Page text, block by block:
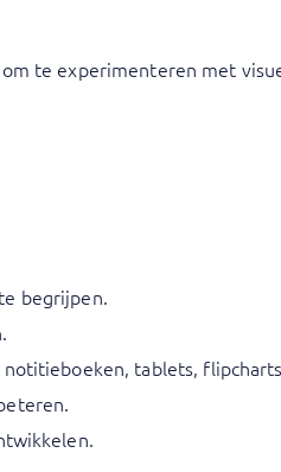
te experimenteren met
begrijpen.
tablets,